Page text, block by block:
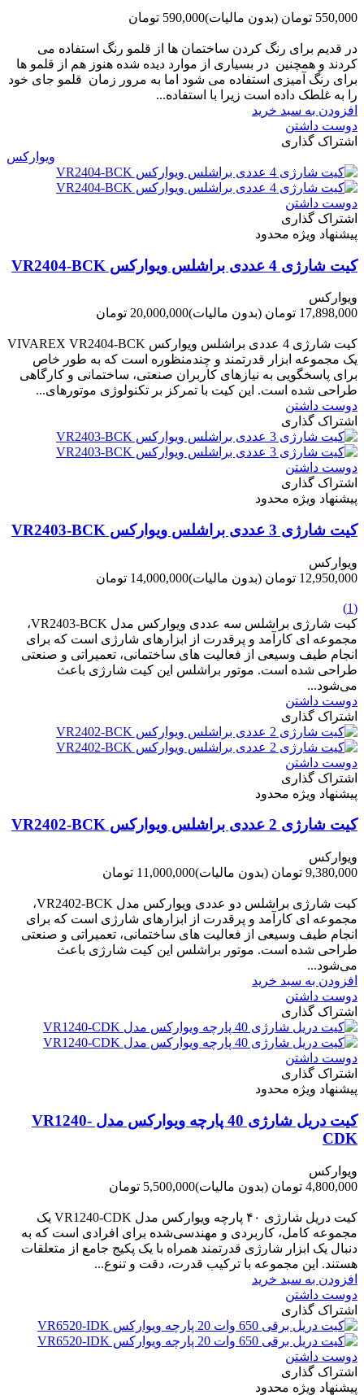
550,000 تومان (بدون مالیات)590,000 تومان
در قدیم برای رنگ کردن ساختمان ها از قلمو رنگ استفاده می
کردند و همچنین در بسیاری از موارد دیده شده هنوز هم از قلمو ها
برای رنگ آمیزی استفاده می شود اما به مرور زمان قلمو جای خود
را به غلطک داده است زیرا با استفاده...
افزودن به سبد خرید
دوست داشتن
اشتراک گذاری
ویوارکس
دوست داشتن
اشتراک گذاری
پیشنهاد ویژه محدود
کیت شارژی 4 عددی براشلس ویوارکس VR2404-BCK
ویوارکس
17,898,000 تومان
(بدون مالیات)20,000,000 تومان
کیت شارژی 4 عددی براشلس ویوارکس VIVAREX VR2404-BCK
یک مجموعه ابزار قدرتمند و چندمنظوره است که به طور خاص
برای پاسخگویی به نیازهای کاربران صنعتی، ساختمانی و کارگاهی
طراحی شده است. این کیت با تمرکز بر تکنولوژی موتورهای...
دوست داشتن
اشتراک گذاری
دوست داشتن
اشتراک گذاری
پیشنهاد ویژه محدود
کیت شارژی 3 عددی براشلس ویوارکس VR2403-BCK
ویوارکس
12,950,000 تومان
(بدون مالیات)14,000,000 تومان
(1)
کیت شارژی براشلس سه عددی ویوارکس مدل VR2403-BCK،
مجموعه ای کارآمد و پرقدرت از ابزارهای شارژی است که برای
انجام طیف وسیعی از فعالیت های ساختمانی، تعمیراتی و صنعتی
طراحی شده است. موتور براشلس این کیت شارژی باعث
می‌شود...
دوست داشتن
اشتراک گذاری
دوست داشتن
اشتراک گذاری
پیشنهاد ویژه محدود
کیت شارژی 2 عددی براشلس ویوارکس VR2402-BCK
ویوارکس
9,380,000 تومان
(بدون مالیات)11,000,000 تومان
کیت شارژی براشلس دو عددی ویوارکس مدل VR2402-BCK،
مجموعه ای کارآمد و پرقدرت از ابزارهای شارژی است که برای
انجام طیف وسیعی از فعالیت های ساختمانی، تعمیراتی و صنعتی
طراحی شده است. موتور براشلس این کیت شارژی باعث
می‌شود...
افزودن به سبد خرید
دوست داشتن
اشتراک گذاری
دوست داشتن
اشتراک گذاری
پیشنهاد ویژه محدود
کیت دریل شارژی 40 پارچه ویوارکس مدل VR1240-
CDK
ویوارکس
4,800,000 تومان
(بدون مالیات)5,500,000 تومان
کیت دریل شارژی ۴۰ پارچه ویوارکس مدل VR1240‑CDK یک
مجموعه کامل، کاربردی و مهندسی‌شده برای افرادی است که به
دنبال یک ابزار شارژی قدرتمند همراه با یک پکیج جامع از متعلقات
هستند. این مجموعه با ترکیب قدرت، دقت و تنوع...
افزودن به سبد خرید
دوست داشتن
اشتراک گذاری
دوست داشتن
اشتراک گذاری
پیشنهاد ویژه محدود